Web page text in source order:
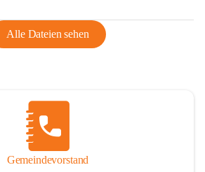
Alle Dateien sehen
Gemeindevorstand